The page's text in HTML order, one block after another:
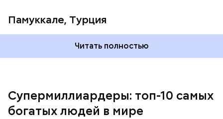
Памуккале, Турция
Читать полностью
Супермиллиардеры: топ-10 самых
богатых людей в мире
Pull&Bear, Massimo Dutti, Bershka, Stradivarius и
другие популярные бренды. Бизнесмен сейчас на
пенсии, но при этом продолжает контролировать
акции своей компании. Его состояние оценивается